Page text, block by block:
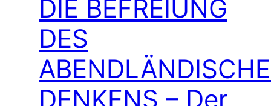
DIE BEFREIUNG
DES
DENKENS – Der